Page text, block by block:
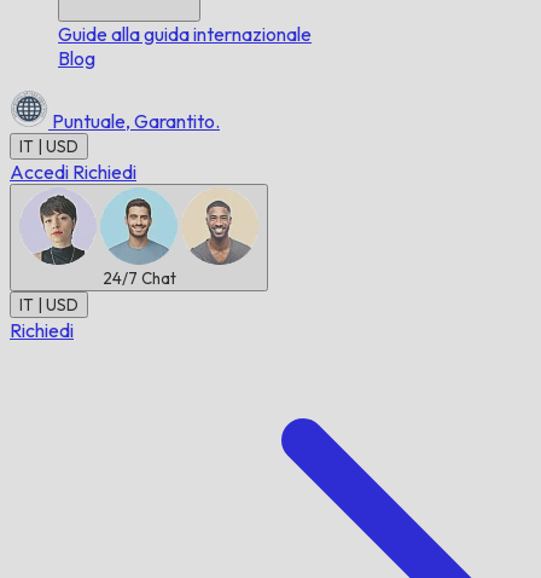
Guide alla guida internazionale
Blog
Puntuale, Garantito.
IT | USD
Accedi Richiedi
24/7 Chat
IT | USD
Richiedi